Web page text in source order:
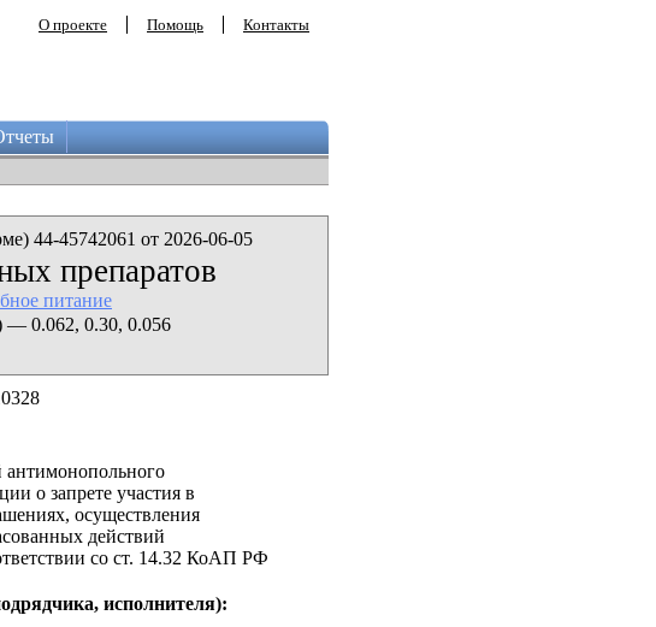
О проекте Помощь Контакты
44-45742061 от 2026-06-05
препаратов
питание
— 0.062, 0.30, 0.056
о запрете участия в
осуществления
действий
со ст. 14.32 КоАП РФ
исполнителя):